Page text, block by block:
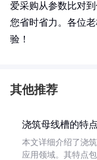
爱采购从参数比对
您省时省力。各位
验！
其他推荐
浇筑母线槽的特
本文详细介绍了浇
应用领域。其特点